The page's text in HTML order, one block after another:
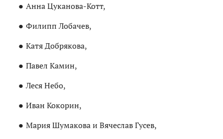
Анна Цуканова-Котт,
Филипп Лобачев,
Катя Добрякова,
Павел Камин,
Леся Небо,
Иван Кокорин,
Мария Шумакова и Вячеслав Гусев,